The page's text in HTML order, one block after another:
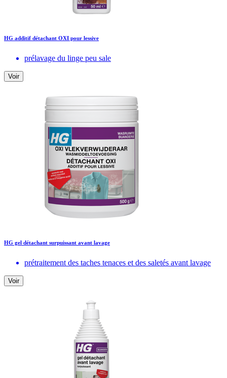
HG additif détachant OXI pour lessive
prélavage du linge peu sale
Voir
HG gel détachant surpuissant avant lavage
prétraitement des taches tenaces et des saletés avant lavage
Voir